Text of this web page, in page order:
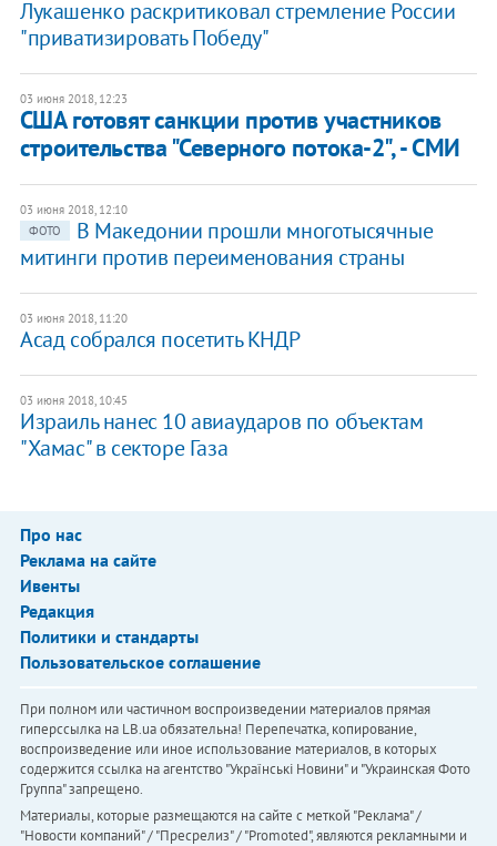
Лукашенко раскритиковал стремление России
"приватизировать Победу"
03 июня 2018, 12:23
США готовят санкции против участников
строительства "Северного потока-2", - СМИ
03 июня 2018, 12:10
ФОТО
В Македонии прошли многотысячные
митинги против переименования страны
03 июня 2018, 11:20
Асад собрался посетить КНДР
03 июня 2018, 10:45
Израиль нанес 10 авиаударов по объектам
"Хамас" в секторе Газа
Про нас
Реклама на сайте
Ивенты
Редакция
Политики и стандарты
Пользовательское соглашение
При полном или частичном воспроизведении материалов прямая
гиперссылка на LB.ua обязательна! Перепечатка, копирование,
воспроизведение или иное использование материалов, в которых
содержится ссылка на агентство "Українськi Новини" и "Украинская Фото
Группа" запрещено.
Материалы, которые размещаются на сайте с меткой "Реклама" /
"Новости компаний" / "Пресрелиз" / "Promoted", являются рекламными и